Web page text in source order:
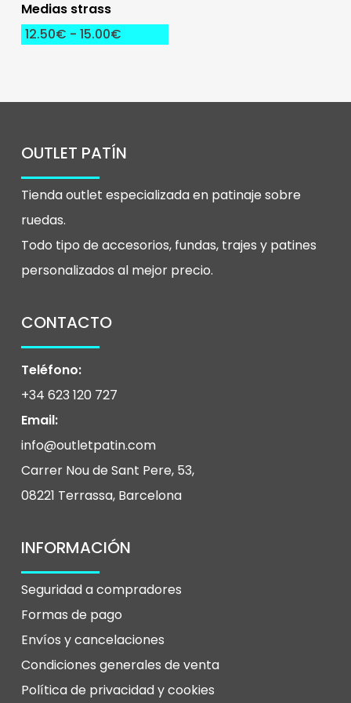
Opciones
múltiples
variantes.
opciones
en
página
de
Medias strass
12.50€ - 15.00€Rango
de
OUTLET PATÍN
Tienda outlet especializada en patinaje sobre
ruedas.
Todo tipo de accesorios, fundas, trajes y patines
personalizados al mejor precio.
CONTACTO
Teléfono:
+34 623 120 727
Email:
info@outletpatin.com
Carrer Nou de Sant Pere, 53,
08221 Terrassa, Barcelona
INFORMACIÓN
Seguridad a compradores
Formas de pago
Envíos y cancelaciones
Condiciones generales de venta
Política de privacidad ycookies